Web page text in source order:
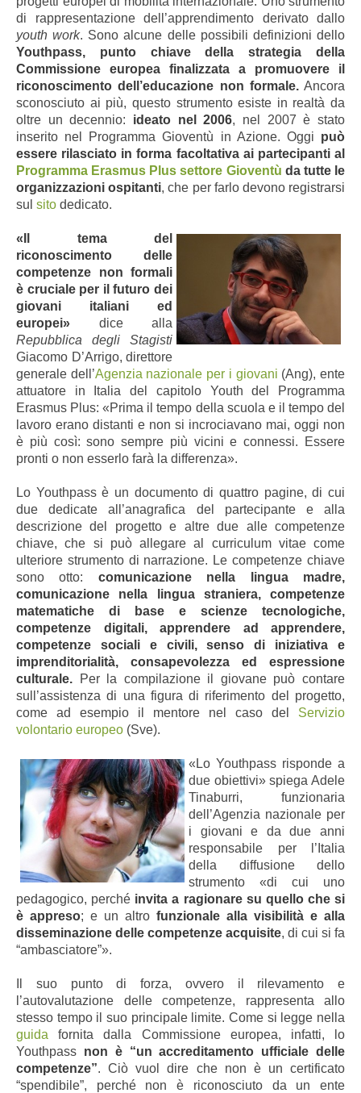
di rappresentazione dell’apprendimento derivato dallo
youth work. Sono alcune delle possibili definizioni dello
Youthpass, punto chiave della strategia della
Commissione europea finalizzata a promuovere il
riconoscimento dell’educazione non formale.Ancora
sconosciuto ai più, questo strumento esiste in realtà da
oltre un decennio: ideato nel 2006, nel 2007 è stato
inserito nel Programma Gioventù in Azione. Oggi può
essere rilasciato in forma facoltativa ai partecipanti al
Programma Erasmus Plus settore Gioventù da tutte le
organizzazioni ospitanti, che per farlo devono registrarsi
sul sito dedicato.
«Il tema del
riconoscimento delle
competenze non formali
è cruciale per il futuro dei
giovani italiani ed
europei» dice alla
Repubblica degli Stagisti
Giacomo D’Arrigo, direttore
generale dell’Agenzia nazionale per i giovani (Ang), ente
attuatore in Italia del capitolo Youth del Programma
Erasmus Plus: «Prima il tempo della scuola e il tempo del
lavoro erano distanti e non si incrociavano mai, oggi non
è più così: sono sempre più vicini e connessi. Essere
pronti o non esserlo farà la differenza».
Lo Youthpass è un documento di quattro pagine, di cui
due dedicate all’anagrafica del partecipante e alla
descrizione del progetto e altre due alle competenze
chiave, che si può allegare al curriculum vitae come
ulteriore strumento di narrazione. Le competenze chiave
sono otto: comunicazione nella lingua madre,
comunicazione nella lingua straniera, competenze
matematiche di base e scienze tecnologiche,
competenze digitali, apprendere ad apprendere,
competenze sociali e civili, senso di iniziativa e
imprenditorialità, consapevolezza ed espressione
culturale. Per la compilazione il giovane può contare
sull’assistenza di una figura di riferimento del progetto,
come ad esempio il mentore nel caso del Servizio
volontario europeo (Sve).
«Lo Youthpass risponde a
due obiettivi» spiega Adele
Tinaburri, funzionaria
dell’Agenzia nazionale per
i giovani e da due anni
responsabile per l’Italia
della diffusione dello
strumento «di cui uno
pedagogico, perché invita a ragionare su quello che si
è appreso; e un altro funzionale alla visibilità e alla
disseminazione delle competenze acquisite, di cui si fa
“ambasciatore”».
Il suo punto di forza, ovvero il rilevamento e
l’autovalutazione delle competenze, rappresenta allo
stesso tempo il suo principale limite. Come si legge nella
guida fornita dalla Commissione europea, infatti, lo
Youthpass non è “un accreditamento ufficiale delle
competenze”. Ciò vuol dire che non è un certificato
“spendibile”, perché non è riconosciuto da un ente